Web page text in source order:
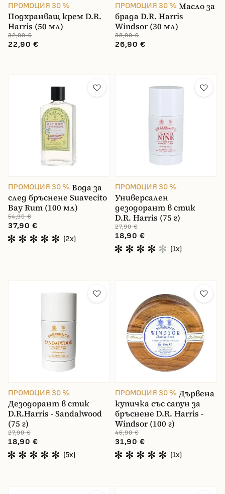
ПРОМОЦИЯ 30 %
Подхранващ крем D.R.
Harris (50 мл)
32,90 €
22,90 €
ПРОМОЦИЯ 30 % Масло за
брада D.R. Harris
Windsor (30 мл)
38,90 €
26,90 €
ПРОМОЦИЯ 30 % Вода за
след бръснене Suavecito
Bay Rum (100 мл)
54,90 €
37,90 €
(2x)
ПРОМОЦИЯ 30 %
Универсален
дезодорант в стик
D.R. Harris (75 г)
27,90 €
18,90 €
(1x)
ПРОМОЦИЯ 30 %
Дезодорант в стик
D.R.Harris - Sandalwood
(75 г)
27,90 €
18,90 €
(5x)
ПРОМОЦИЯ 30 % Дървена
купичка със сапун за
бръснене D.R. Harris -
Windsor (100 г)
46,90 €
31,90 €
(1x)